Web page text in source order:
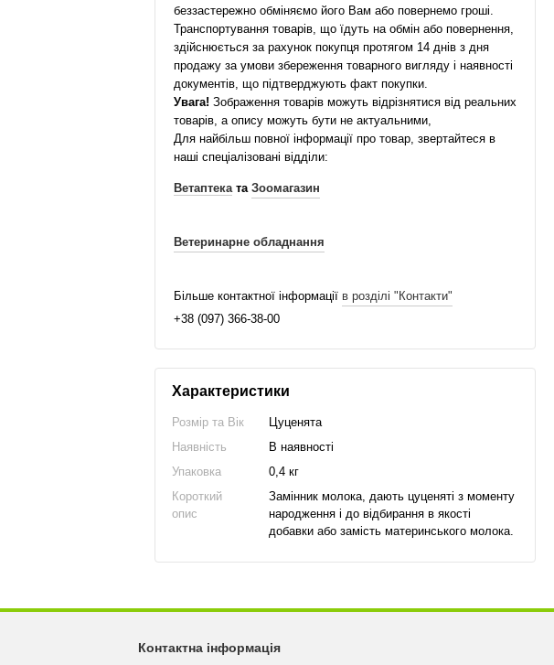
беззастережно обміняємо його Вам або повернемо гроші.
Транспортування товарів, що їдуть на обмін або повернення,
здійснюється за рахунок покупця протягом 14 днів з дня
продажу за умови збереження товарного вигляду і наявності
документів, що підтверджують факт покупки.
Увага! Зображення товарів можуть відрізнятися від реальних
товарів, а опису можуть бути не актуальними,
Для найбільш повної інформації про товар, звертайтеся в
наші спеціалізовані відділи:
Ветаптеката Зоомагазин
Ветеринарне обладнання
Більше контактної інформації в розділі "Контакти"
+38 (097) 366-38-00
Характеристики
Розмір та Вік
Цуценята
Наявність
В наявності
Упаковка
0,4 кг
Короткий
опис
Замінник молока, дають цуценяті з моменту
народження і до відбирання в якості
добавки або замість материнського молока.
Контактна інформація